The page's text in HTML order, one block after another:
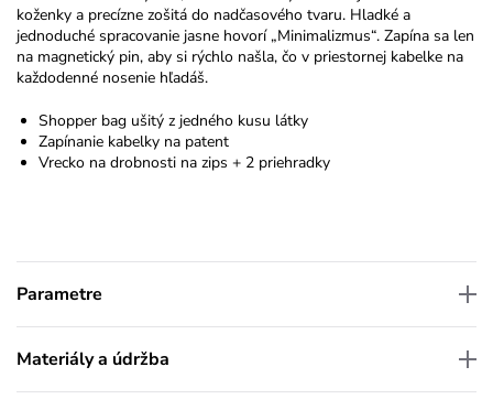
koženky a precízne zošitá do nadčasového tvaru. Hladké a
jednoduché spracovanie jasne hovorí „Minimalizmus“. Zapína sa len
na magnetický pin, aby si rýchlo našla, čo v priestornej kabelke na
každodenné nosenie hľadáš.
Shopper bag ušitý z jedného kusu látky
Zapínanie kabelky na patent
Vrecko na drobnosti na zips + 2 priehradky
Parametre
Materiály a údržba